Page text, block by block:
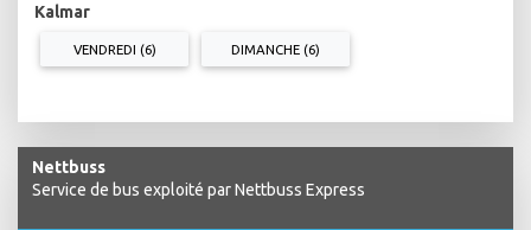
Kalmar
VENDREDI (6) DIMANCHE (6)
Nettbuss
Service de bus exploité par Nettbuss Express